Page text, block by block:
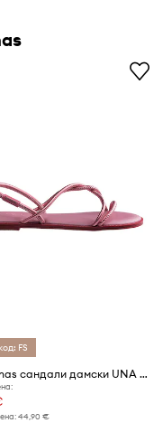
FS
Havaianas сандали дамски UNA MANGA
44,90 €